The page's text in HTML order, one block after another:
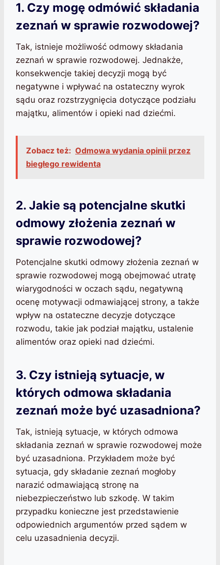
1. Czy mogę odmówić składania
zeznań w sprawie rozwodowej?
Tak, istnieje możliwość odmowy składania
zeznań w sprawie rozwodowej. Jednakże,
konsekwencje takiej decyzji mogą być
negatywne i wpływać na ostateczny wyrok
sądu oraz rozstrzygnięcia dotyczące podziału
majątku, alimentów i opieki nad dziećmi.
Zobacz też: Odmowa wydania opinii przez
biegłego rewidenta
2. Jakie są potencjalne skutki
odmowy złożenia zeznań w
sprawie rozwodowej?
Potencjalne skutki odmowy złożenia zeznań w
sprawie rozwodowej mogą obejmować utratę
wiarygodności w oczach sądu, negatywną
ocenę motywacji odmawiającej strony, a także
wpływ na ostateczne decyzje dotyczące
rozwodu, takie jak podział majątku, ustalenie
alimentów oraz opieki nad dziećmi.
3. Czy istnieją sytuacje, w
których odmowa składania
zeznań może być uzasadniona?
Tak, istnieją sytuacje, w których odmowa
składania zeznań w sprawie rozwodowej może
być uzasadniona. Przykładem może być
sytuacja, gdy składanie zeznań mogłoby
narazić odmawiającą stronę na
niebezpieczeństwo lub szkodę. W takim
przypadku konieczne jest przedstawienie
odpowiednich argumentów przed sądem w
celu uzasadnienia decyzji.